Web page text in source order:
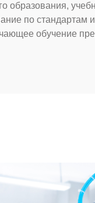
образования,
по
обучение